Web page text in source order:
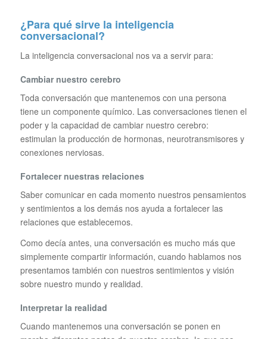
¿Para qué sirve la inteligencia
conversacional?
La inteligencia conversacional nos va a servir para:
Cambiar nuestro cerebro
Toda conversación que mantenemos con una persona
tiene un componente químico. Las conversaciones tienen el
poder y la capacidad de cambiar nuestro cerebro:
estimulan la producción de hormonas, neurotransmisores y
conexiones nerviosas.
Fortalecer nuestras relaciones
Saber comunicar en cada momento nuestros pensamientos
y sentimientos a los demás nos ayuda a fortalecer las
relaciones que establecemos.
Como decía antes, una conversación es mucho más que
simplemente compartir información, cuando hablamos nos
presentamos también con nuestros sentimientos y visión
sobre nuestro mundo y realidad.
Interpretar la realidad
Cuando mantenemos una conversación se ponen en